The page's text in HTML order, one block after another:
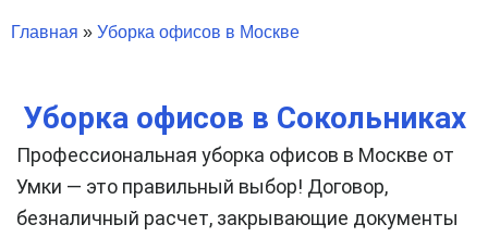
Главная » Уборка офисов в Москве
Уборка офисов в Сокольниках
Профессиональная уборка офисов в Москве от
Умки — это правильный выбор! Договор,
безналичный расчет, закрывающие документы